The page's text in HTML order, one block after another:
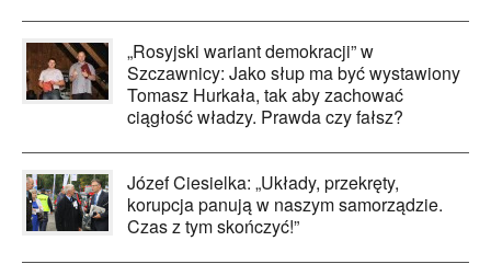
„Rosyjski wariant demokracji” w
Szczawnicy: Jako słup ma być wystawiony
Tomasz Hurkała, tak aby zachować
ciągłość władzy. Prawda czy fałsz?
Józef Ciesielka: „Układy, przekręty,
korupcja panują w naszym samorządzie.
Czas z tym skończyć!”